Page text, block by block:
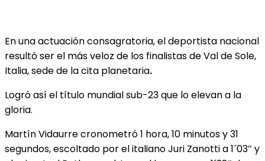
En una actuación consagratoria, el deportista nacional
resultó ser el más veloz de los finalistas de Val de Sole,
Italia, sede de la cita planetaria.
Logró así el título mundial sub-23 que lo elevan a la
gloria.
Martín Vidaurre cronometró 1 hora, 10 minutos y 31
segundos, escoltado por el italiano Juri Zanotti a 1´03″ y